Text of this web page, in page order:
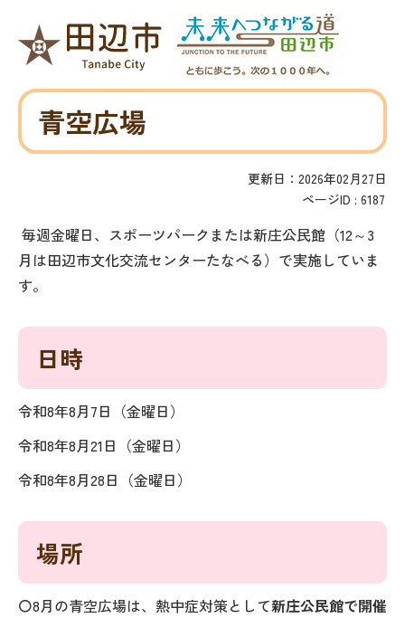
青空広場
更新日：2026年02月27日
ページID : 6187
毎週金曜日、スポーツパークまたは新庄公民館（12～3
月は田辺市文化交流センターたなべる）で実施していま
す。
日時
令和8年8月7日（金曜日）
令和8年8月21日（金曜日）
令和8年8月28日（金曜日）
場所
〇8月の青空広場は、熱中症対策として新庄公民館で開催